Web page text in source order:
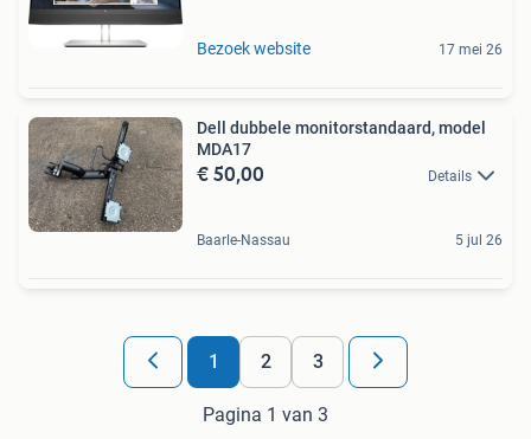
Bezoek website 17 mei 26
Dell dubbele monitorstandaard, model
MDA17
€ 50,00 Details
Baarle-Nassau 5 jul 26
1 2 3
Pagina 1 van 3